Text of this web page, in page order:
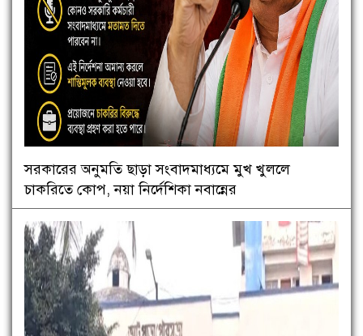
সরকারের অনুমতি ছাড়া সংবাদমাধ্যমে মুখ খুললে
চাকরিতে কোপ, নয়া নির্দেশিকা নবান্নের